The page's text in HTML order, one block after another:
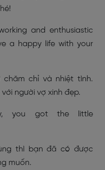
and enthusiastic
a happy life with your
chỉ và nhiệt tình.
người vợ xinh đẹp.
you got the little
thì bạn đã có được
muốn.